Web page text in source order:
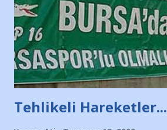
Tehlikeli Hareketler...